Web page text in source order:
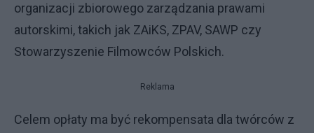
organizacji zbiorowego zarządzania prawami
autorskimi, takich jak ZAiKS, ZPAV, SAWP czy
Stowarzyszenie Filmowców Polskich.
Reklama
Celem opłaty ma być rekompensata dla twórców z